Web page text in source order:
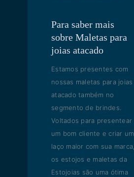
Para saber mais
sobre Maletas para
joias atacado
Estamos presentes com
nossas maletas para joias
atacado também no
segmento de brindes.
Voltados para presentear
um bom cliente e criar um
laço maior com sua marca,
os estojos e maletas da
Estojoias são uma ótima